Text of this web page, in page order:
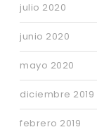
julio 2020
junio 2020
mayo 2020
diciembre 2019
febrero 2019